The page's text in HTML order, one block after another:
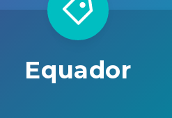
Equador